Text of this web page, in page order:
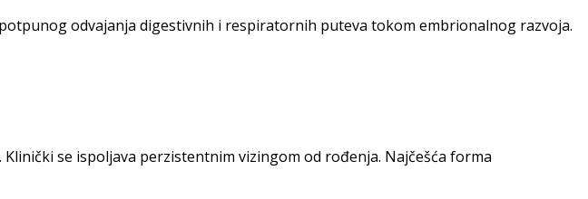
odva­janja digestivnih i respiratornih puteva tokom embrionalnog razvoja.
se ispoljava perzistentnim vizingom od rođenja. Najčešća forma